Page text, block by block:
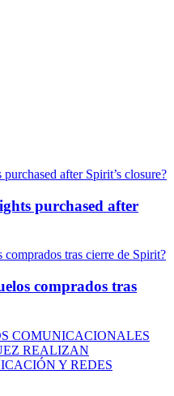
purchased after
comprados tras